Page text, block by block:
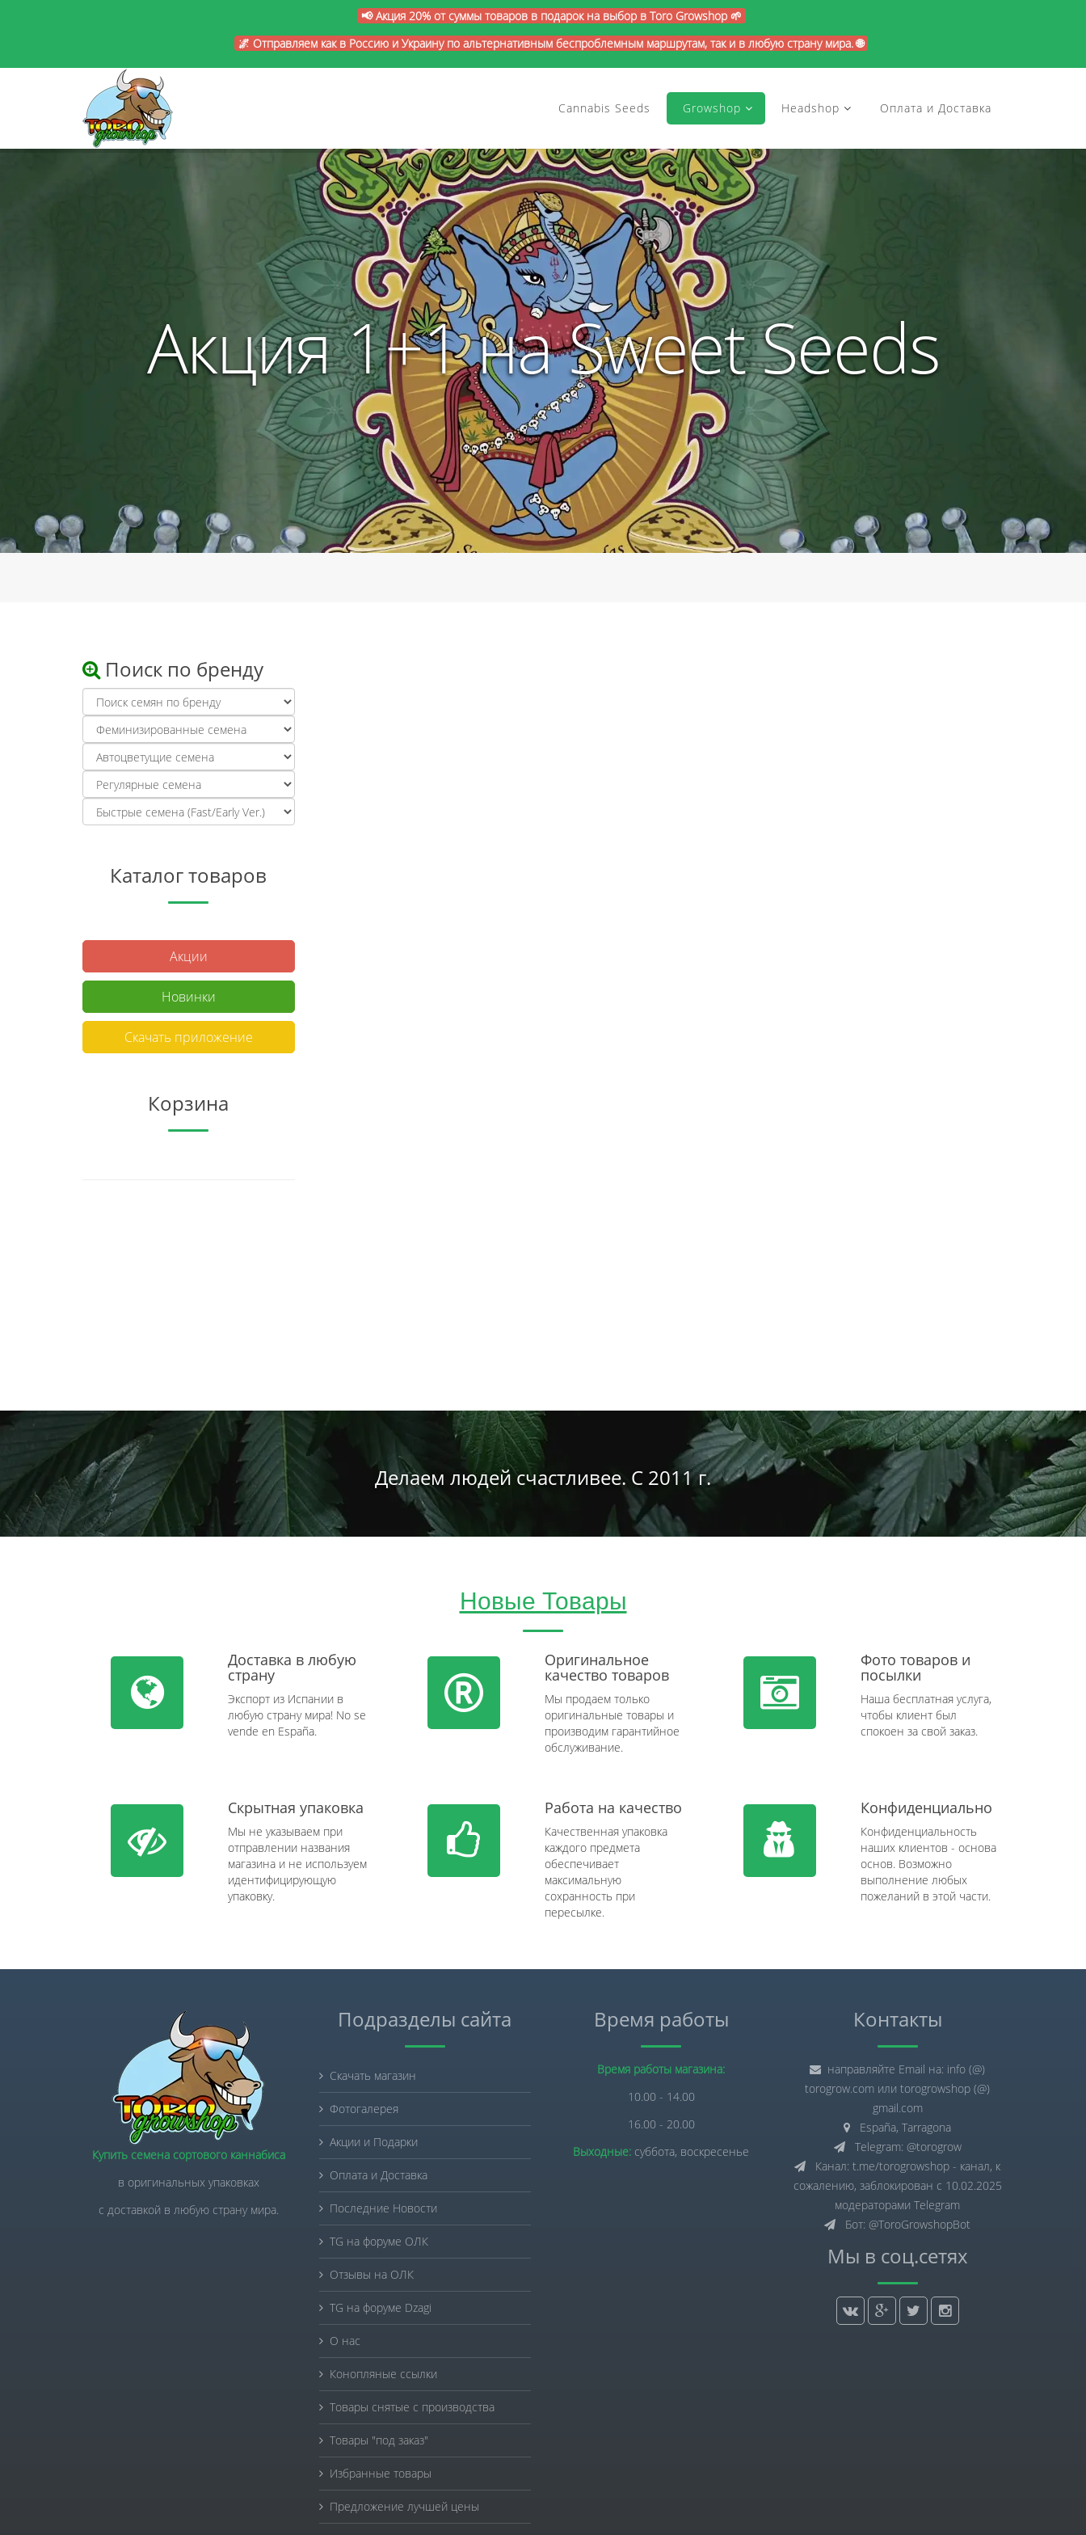
📢 Акция 20% от суммы товаров в подарок на выбор в Toro Growshop 🌱
🌌 Отправляем как в Россию и Украину по альтернативным беспроблемным маршрутам, так и в любую страну мира. 🌐
Cannabis Seeds Growshop Headshop Оплата и Доставка
Акция 1+1 на Sweet Seeds
Поиск по бренду
Каталог товаров
Акции
Новинки
Скачать приложение
Корзина
Делаем людей счастливее. С 2011 г.
Новые Товары
Доставка в любую
страну
Экспорт из Испании в
любую страну мира! No se
vende en España.
Оригинальное
качество товаров
Мы продаем только
оригинальные товары и
производим гарантийное
обслуживание.
Фото товаров и
посылки
Наша бесплатная услуга,
чтобы клиент был
спокоен за свой заказ.
Скрытная упаковка
Мы не указываем при
отправлении названия
магазина и не используем
идентифицирующую
упаковку.
Работа на качество
Качественная упаковка
каждого предмета
обеспечивает
максимальную
сохранность при
пересылке.
Конфиденциально
Конфиденциальность
наших клиентов - основа
основ. Возможно
выполнение любых
пожеланий в этой части.
Купить семена сортового каннабиса
в оригинальных упаковках
с доставкой в любую страну мира.
Подразделы сайта
Скачать магазин
Фотогалерея
Акции и Подарки
Оплата и Доставка
Последние Новости
TG на форуме ОЛК
Отзывы на ОЛК
TG на форуме Dzagi
О нас
Конопляные ссылки
Товары снятые с производства
Товары "под заказ"
Избранные товары
Предложение лучшей цены
Время работы
Время работы магазина:
10.00 - 14.00
16.00 - 20.00
Выходные: суббота, воскресенье
Контакты
направляйте Email на: info (@)
torogrow.com или torogrowshop (@)
gmail.com
España, Tarragona
Telegram: @torogrow
Канал: t.me/torogrowshop - канал, к
сожалению, заблокирован с 10.02.2025
модераторами Telegram
Бот: @ToroGrowshopBot
Мы в соц.сетях